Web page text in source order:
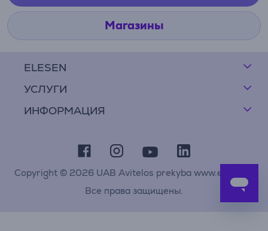
ELESEN
УСЛУГИ
ИНФОРМАЦИЯ
Магазины
Copyright © 2026 UAB Avitelos prekyba www.elesen.lt
Все права защищены.